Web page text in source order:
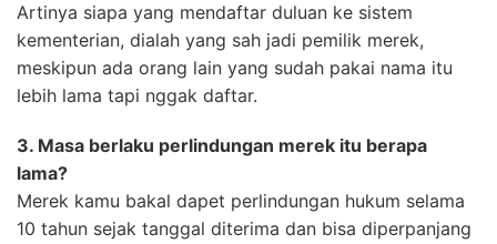
Artinya siapa yang mendaftar duluan ke sistem
kementerian, dialah yang sah jadi pemilik merek,
meskipun ada orang lain yang sudah pakai nama itu
lebih lama tapi nggak daftar.
3. Masa berlaku perlindungan merek itu berapa
lama?
Merek kamu bakal dapet perlindungan hukum selama
10 tahun sejak tanggal diterima dan bisa diperpanjang